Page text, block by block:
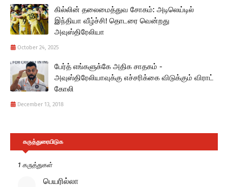
கில்லின் தலைமைத்துவ சோகம்: அடிலெய்டில்
இந்தியா வீழ்ச்சி! தொடரை வென்றது
அவுஸ்திரேலியா
October 24, 2025
பேர்த் எங்களுக்கே அதிக சாதகம் -
அவுஸ்திரேலியாவுக்கு எச்சரிக்கை விடுக்கும் விராட்
கோலி
December 13, 2018
கருத்துரையிடுக
1 கருத்துகள்
பெயரில்லா